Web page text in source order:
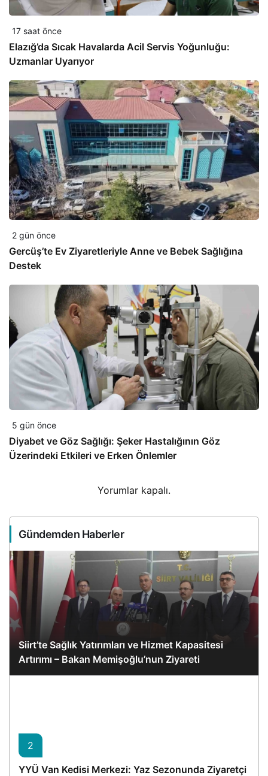
17 saat önce
Elazığ’da Sıcak Havalarda Acil Servis Yoğunluğu:
Uzmanlar Uyarıyor
2 gün önce
Gercüş’te Ev Ziyaretleriyle Anne ve Bebek Sağlığına
Destek
5 gün önce
Diyabet ve Göz Sağlığı: Şeker Hastalığının Göz
Üzerindeki Etkileri ve Erken Önlemler
Yorumlar kapalı.
Gündemden Haberler
Siirt’te Sağlık Yatırımları ve Hizmet Kapasitesi
Artırımı – Bakan Memişoğlu’nun Ziyareti
2
YYÜ Van Kedisi Merkezi: Yaz Sezonunda Ziyaretçi